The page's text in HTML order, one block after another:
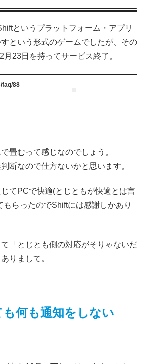
というプラットフォーム・アプリ
という形式のゲームでしたが、その
23日を持ってサービス終了。
faq/88
畳むって感じなのでしょう。
断なので仕方ないかと思います。
てPCで快適(とじともが快適とは言
もらったのでShiftには感謝しかあり
「とじとも側の対応がそりゃないだ
りまして。
何も通知をしない